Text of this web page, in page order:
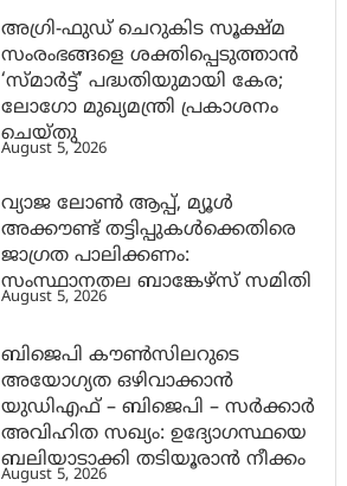
അഗ്രി-ഫുഡ് ചെറുകിട സൂക്ഷ്മ
സംരംഭങ്ങളെ ശക്തിപ്പെടുത്താന്‍
‘സ്മാര്‍ട്ട്’ പദ്ധതിയുമായി കേര;
ലോഗോ മുഖ്യമന്ത്രി പ്രകാശനം
ചെയ്തു
August 5, 2026
വ്യാജ ലോൺ ആപ്പ്, മ്യൂൾ
അക്കൗണ്ട് തട്ടിപ്പുകൾക്കെതിരെ
ജാ​ഗ്രത പാലിക്കണം:
സംസ്ഥാനതല ബാങ്കേഴ്സ് സമിതി
August 5, 2026
ബിജെപി കൗൺസിലറുടെ
അയോഗ്യത ഒഴിവാക്കാൻ
യുഡിഎഫ് – ബിജെപി – സർക്കാർ
അവിഹിത സഖ്യം: ഉദ്യോഗസ്ഥയെ
ബലിയാടാക്കി തടിയൂരാൻ നീക്കം
August 5, 2026